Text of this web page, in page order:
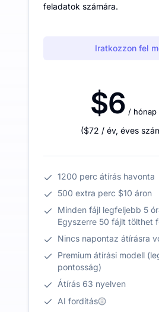
feladatok számára.
Iratkozzon fel
$6 / hónap
($72 / év, éves
1200 perc átírás havonta
500 extra perc $10 áron
Minden fájl legfeljebb 5
Egyszerre 50 fájlt tölthet
Nincs napontaz átírásra
Premium átírási modell
pontosság)
Átírás 63 nyelven
AI fordítás